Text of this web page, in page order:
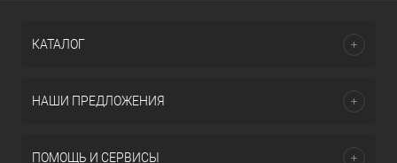
КАТАЛОГ
НАШИ ПРЕДЛОЖЕНИЯ
ПОМОЩЬ И СЕРВИСЫ